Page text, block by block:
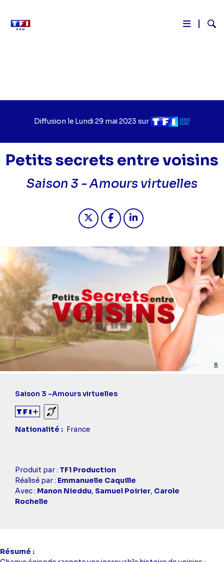
Diffusion le Jour
diffusion
Lundi 29 mai 2023 sur Chaîne
diffusion
Petits secrets entre voisins
Saison 3 -Amours virtuelles
Partager "2023-05-29 06:25 -
Partager "2023-05-29
Saison 3 -Amours virtuelles
Sourds et malentendants
Nationalité
France
Casting
simba
Produit par : TF1 Production
Réalisé par : Emmanuelle Caquille
Avec : Manon Nieddu, Samuel Poirier, Carole
Rochelle
Résumé